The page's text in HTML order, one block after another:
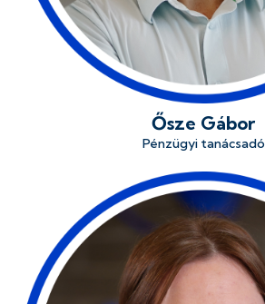
Ősze Gábor
Pénzügyi tanácsadó